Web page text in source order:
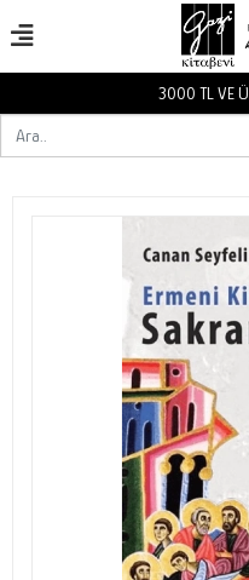
3000 TL VE